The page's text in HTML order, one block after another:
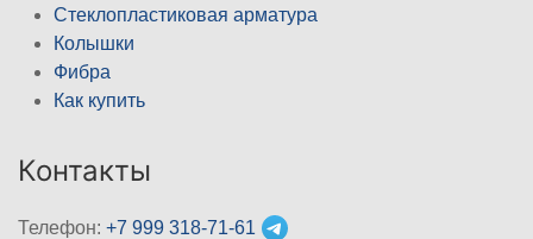
Стеклопластиковая арматура
Колышки
Фибра
Как купить
Контакты
Телефон: +7 999 318-71-61